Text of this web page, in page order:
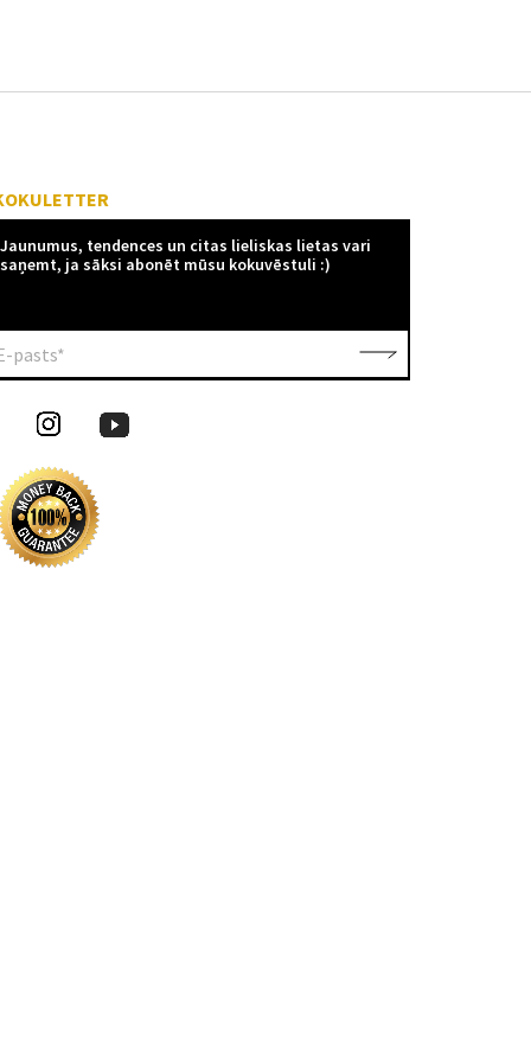
Jaunumus, tendences un citas lieliskas lietas vari
saņemt, ja sāksi abonēt mūsu kokuvēstuli :)
pasts*